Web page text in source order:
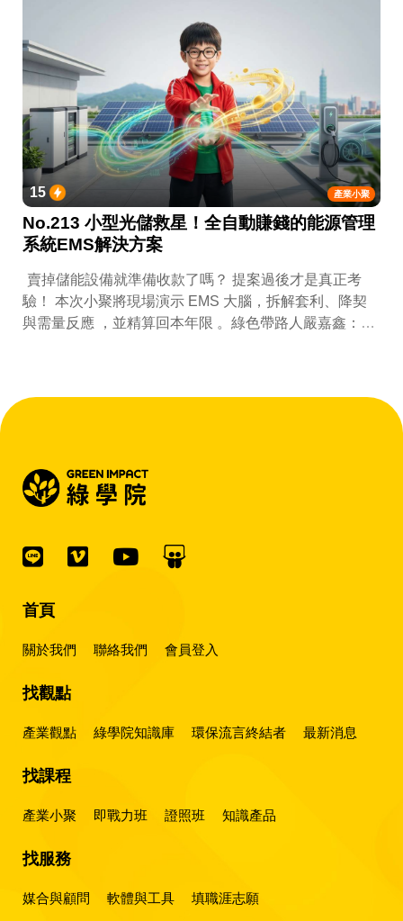
產業小聚
15
No.213 小型光儲救星！全自動賺錢的能源管理
系統EMS解決方案
賣掉儲能設備就準備收款了嗎？ 提案過後才是真正考
驗！ 本次小聚將現場演示 EMS 大腦，拆解套利、降契
與需量反應 ，並精算回本年限 。綠色帶路人嚴嘉鑫：
首頁
關於我們 聯絡我們 會員登入
找觀點
產業觀點 綠學院知識庫 環保流言終結者 最新消息
找課程
產業小聚 即戰力班 證照班 知識產品
找服務
媒合與顧問 軟體與工具 填職涯志願